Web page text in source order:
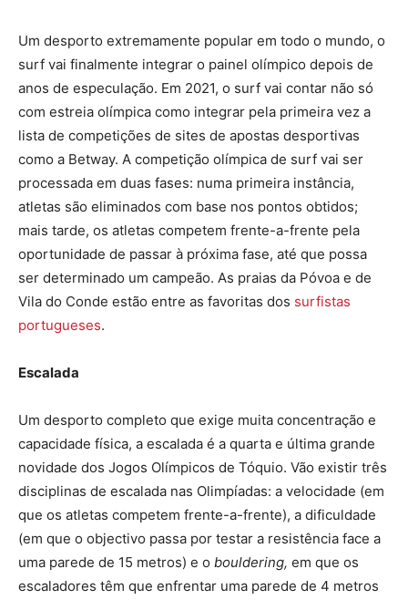
Um desporto extremamente popular em todo o mundo, o
surf vai finalmente integrar o painel olímpico depois de
anos de especulação. Em 2021, o surf vai contar não só
com estreia olímpica como integrar pela primeira vez a
lista de competições de sites de apostas desportivas
como a Betway. A competição olímpica de surf vai ser
processada em duas fases: numa primeira instância,
atletas são eliminados com base nos pontos obtidos;
mais tarde, os atletas competem frente-a-frente pela
oportunidade de passar à próxima fase, até que possa
ser determinado um campeão. As praias da Póvoa e de
Vila do Conde estão entre as favoritas dos surfistas
portugueses.
Escalada
Um desporto completo que exige muita concentração e
capacidade física, a escalada é a quarta e última grande
novidade dos Jogos Olímpicos de Tóquio. Vão existir três
disciplinas de escalada nas Olimpíadas: a velocidade (em
que os atletas competem frente-a-frente), a dificuldade
(em que o objectivo passa por testar a resistência face a
uma parede de 15 metros) e o bouldering, em que os
escaladores têm que enfrentar uma parede de 4 metros